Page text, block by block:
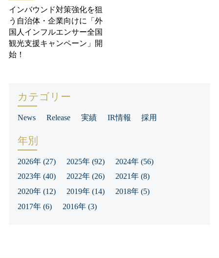
インバウンド対策強化を狙
う自治体・企業向けに「外
国人インフルエンサー全国
観光支援キャンペーン」開
始！
カテゴリー
News Release 実績 IR情報 採用
年別
2026年 (27) 2025年 (92) 2024年 (56)
2023年 (40) 2022年 (26) 2021年 (8)
2020年 (12) 2019年 (14) 2018年 (5)
2017年 (6) 2016年 (3)